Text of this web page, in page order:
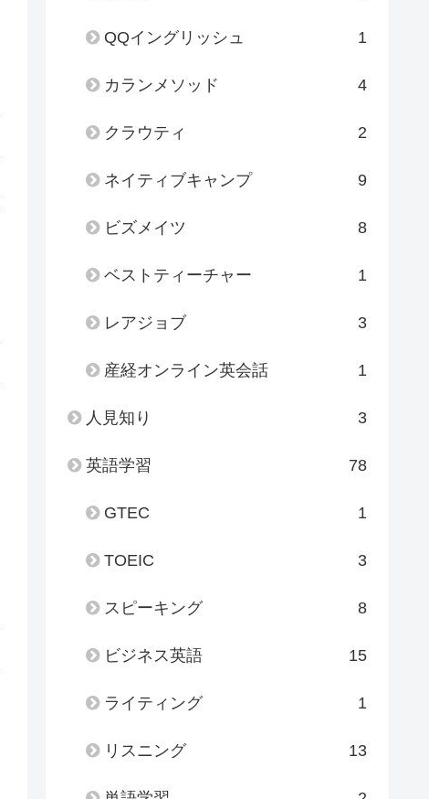
QQイングリッシュ 1
カランメソッド 4
クラウティ 2
ネイティブキャンプ 9
ビズメイツ 8
ベストティーチャー 1
レアジョブ 3
産経オンライン英会話 1
人見知り 3
英語学習 78
GTEC 1
TOEIC 3
スピーキング 8
ビジネス英語 15
ライティング 1
リスニング 13